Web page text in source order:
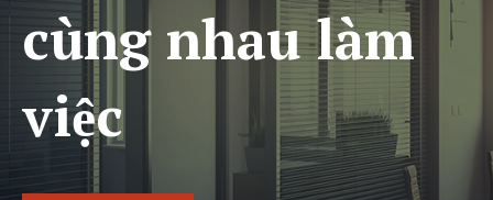
cùng nhau làm
việc